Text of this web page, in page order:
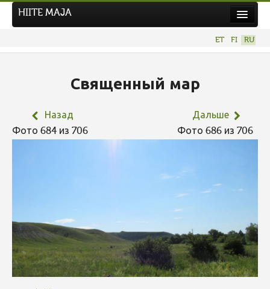
НОВЫЙ ФОТОКОНКУРС
ПРЕДЫДУЩИЕ КОНКУРСЫ
HIITE MAJA
ET FI RU
Священный мар
Назад
Фото 684 из 706
Дальше
Фото 686 из 706